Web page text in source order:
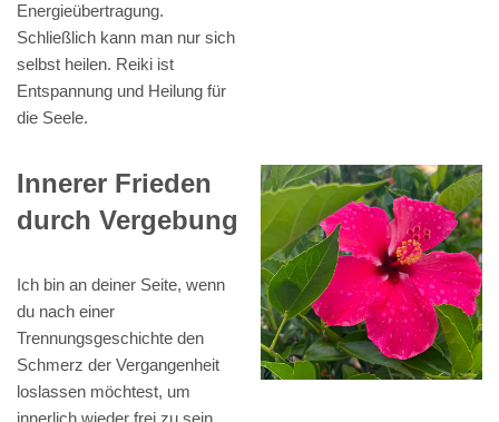
Energieübertragung.
Schließlich kann man nur sich
selbst heilen. Reiki ist
Entspannung und Heilung für
die Seele.
Innerer Frieden
durch Vergebung
Ich bin an deiner Seite, wenn
du nach einer
Trennungsgeschichte den
Schmerz der Vergangenheit
loslassen möchtest, um